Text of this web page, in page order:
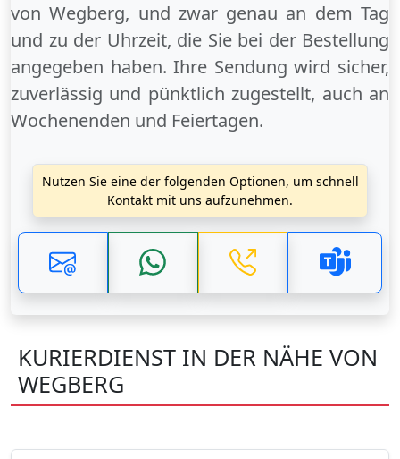
von Wegberg, und zwar genau an dem Tag
und zu der Uhrzeit, die Sie bei der Bestellung
angegeben haben. Ihre Sendung wird sicher,
zuverlässig und pünktlich zugestellt, auch an
Wochenenden und Feiertagen.
Nutzen Sie eine der folgenden Optionen, um schnell
Kontakt mit uns aufzunehmen.
KURIERDIENST IN DER NÄHE VON
WEGBERG